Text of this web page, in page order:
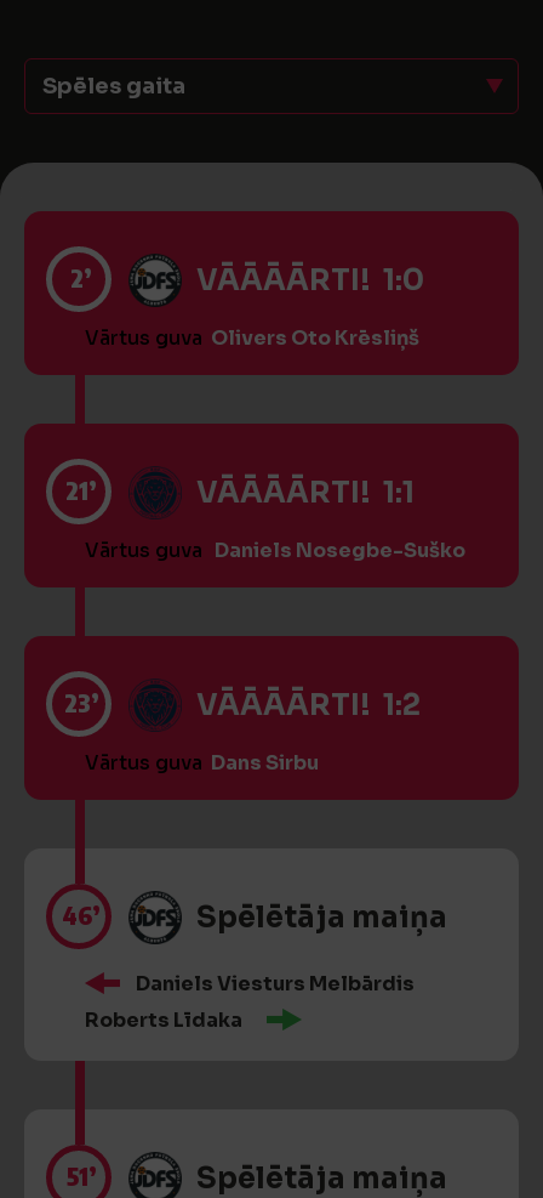
Spēles gaita
2’ VĀĀĀĀRTI! 1:0
Vārtus guva Olivers Oto Krēsliņš
21’ VĀĀĀĀRTI! 1:1
Vārtus guva Daniels Nosegbe-Suško
23’ VĀĀĀĀRTI! 1:2
Vārtus guva Dans Sirbu
46’ Spēlētāja maiņa
Daniels Viesturs Melbārdis
Roberts Līdaka
51’ Spēlētāja maiņa